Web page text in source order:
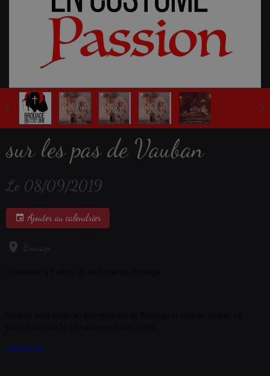
sur les pas de Vauban
Le 08/09/2019
Ajouter au calendrier
Brouage
08/09/2019